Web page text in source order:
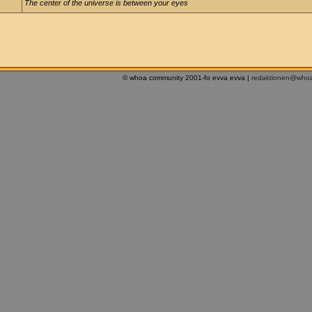
The center of the universe is between your eyes
© whoa community 2001-fo evva evva |